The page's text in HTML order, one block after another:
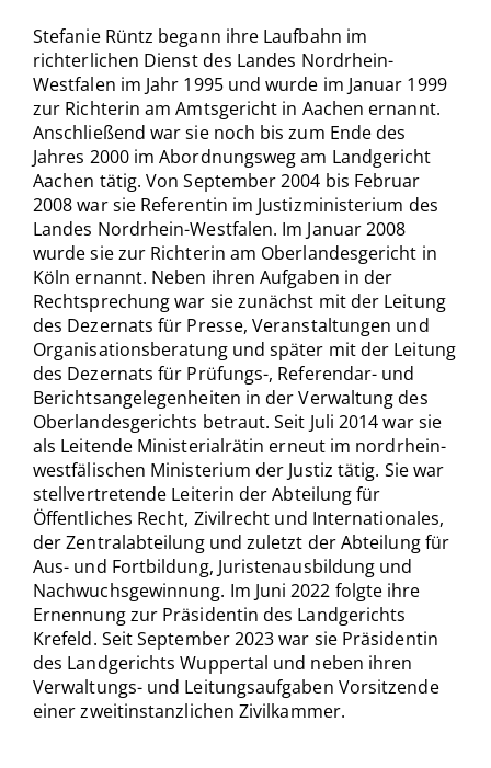
Stefanie Rüntz begann ihre Laufbahn im
richterlichen Dienst des Landes Nordrhein-
Westfalen im Jahr 1995 und wurde im Januar 1999
zur Richterin am Amtsgericht in Aachen ernannt.
Anschließend war sie noch bis zum Ende des
Jahres 2000 im Abordnungsweg am Landgericht
Aachen tätig. Von September 2004 bis Februar
2008 war sie Referentin im Justizministerium des
Landes Nordrhein-Westfalen. Im Januar 2008
wurde sie zur Richterin am Oberlandesgericht in
Köln ernannt. Neben ihren Aufgaben in der
Rechtsprechung war sie zunächst mit der Leitung
des Dezernats für Presse, Veranstaltungen und
Organisationsberatung und später mit der Leitung
des Dezernats für Prüfungs-, Referendar- und
Berichtsangelegenheiten in der Verwaltung des
Oberlandesgerichts betraut. Seit Juli 2014 war sie
als Leitende Ministerialrätin erneut im nordrhein-
westfälischen Ministerium der Justiz tätig. Sie war
stellvertretende Leiterin der Abteilung für
Öffentliches Recht, Zivilrecht und Internationales,
der Zentralabteilung und zuletzt der Abteilung für
Aus- und Fortbildung, Juristenausbildung und
Nachwuchsgewinnung. Im Juni 2022 folgte ihre
Ernennung zur Präsidentin des Landgerichts
Krefeld. Seit September 2023 war sie Präsidentin
des Landgerichts Wuppertal und neben ihren
Verwaltungs- und Leitungsaufgaben Vorsitzende
einer zweitinstanzlichen Zivilkammer.